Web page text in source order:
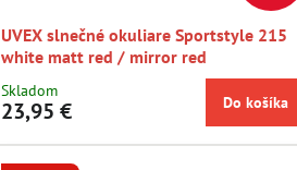
UVEX slnečné okuliare Sportstyle 215
white matt red / mirror red
Skladom
23,95 € Do košíka